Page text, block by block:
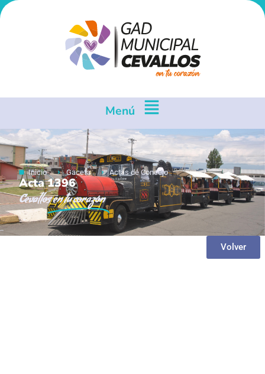
Menú
Inicio Gaceta Actas de Concejo
Acta 1396
Cevallosen tu corazón
Volver